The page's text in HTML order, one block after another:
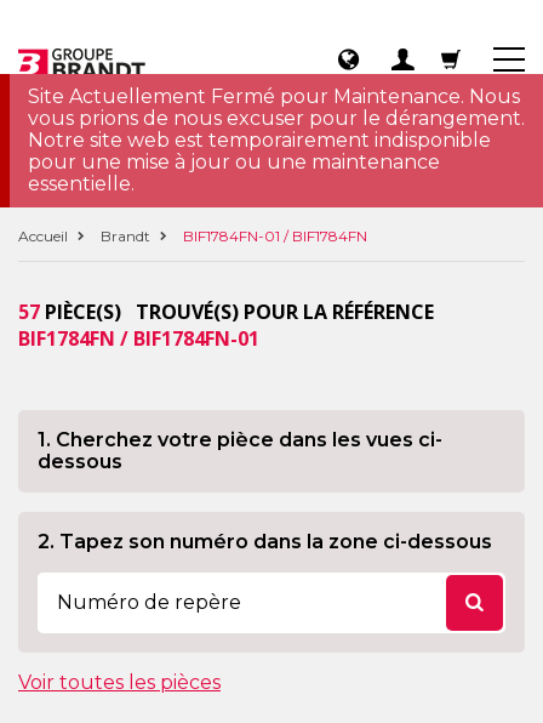
Site Actuellement Fermé pour Maintenance. Nous
vous prions de nous excuser pour le dérangement.
Notre site web est temporairement indisponible
pour une mise à jour ou une maintenance
essentielle.
Accueil Brandt BIF1784FN-01 / BIF1784FN
57 PIÈCE(S) TROUVÉ(S) POUR LA RÉFÉRENCE
BIF1784FN / BIF1784FN-01
1. Cherchez votre pièce dans les vues ci-
dessous
2. Tapez son numéro dans la zone ci-dessous
Voir toutes les pièces